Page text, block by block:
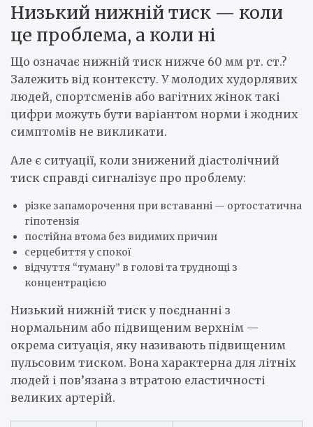
Низький нижній тиск — коли
це проблема, а коли ні
Що означає нижній тиск нижче 60 мм рт. ст.?
Залежить від контексту. У молодих худорлявих
людей, спортсменів або вагітних жінок такі
цифри можуть бути варіантом норми і жодних
симптомів не викликати.
Але є ситуації, коли знижений діастолічний
тиск справді сигналізує про проблему:
різке запаморочення при вставанні — ортостатична
гіпотензія
постійна втома без видимих причин
серцебиття у спокої
відчуття “туману” в голові та труднощі з
концентрацією
Низький нижній тиск у поєднанні з
нормальним або підвищеним верхнім —
окрема ситуація, яку називають підвищеним
пульсовим тиском. Вона характерна для літніх
людей і пов’язана з втратою еластичності
великих артерій.